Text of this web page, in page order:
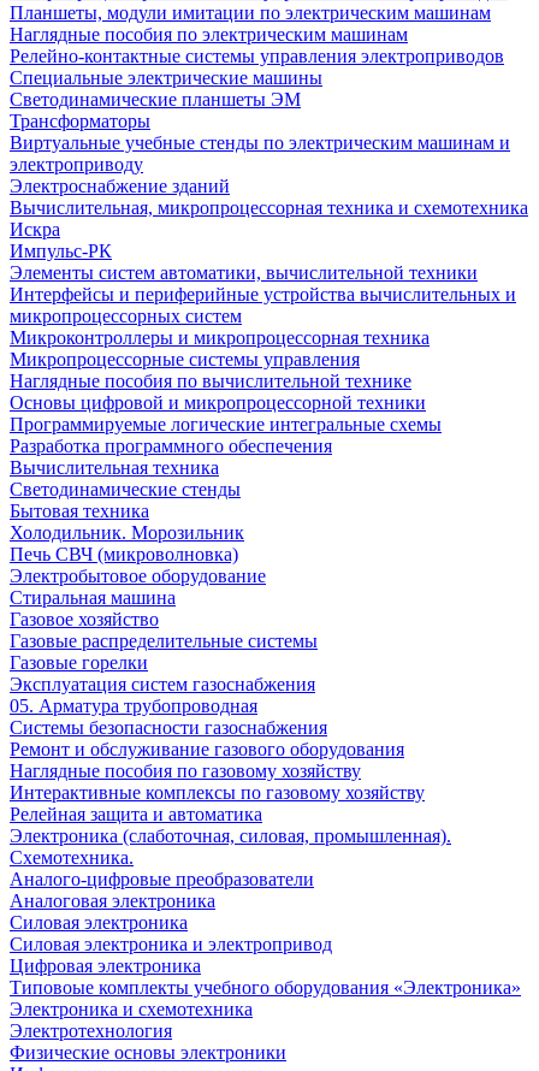
Планшеты, модули имитации по электрическим машинам
Наглядные пособия по электрическим машинам
Релейно-контактные системы управления электроприводов
Специальные электрические машины
Светодинамические планшеты ЭМ
Трансформаторы
Виртуальные учебные стенды по электрическим машинам и
электроприводу
Электроснабжение зданий
Вычислительная, микропроцессорная техника и схемотехника
Искра
Импульс-РК
Элементы систем автоматики, вычислительной техники
Интерфейсы и периферийные устройства вычислительных и
микропроцессорных систем
Микроконтроллеры и микропроцессорная техника
Микропроцессорные системы управления
Наглядные пособия по вычислительной технике
Основы цифровой и микропроцессорной техники
Программируемые логические интегральные схемы
Разработка программного обеспечения
Вычислительная техника
Светодинамические стенды
Бытовая техника
Холодильник. Морозильник
Печь СВЧ (микроволновка)
Электробытовое оборудование
Стиральная машина
Газовое хозяйство
Газовые распределительные системы
Газовые горелки
Эксплуатация систем газоснабжения
05. Арматура трубопроводная
Системы безопасности газоснабжения
Ремонт и обслуживание газового оборудования
Наглядные пособия по газовому хозяйству
Интерактивные комплексы по газовому хозяйству
Релейная защита и автоматика
Электроника (слаботочная, силовая, промышленная).
Схемотехника.
Аналого-цифровые преобразователи
Аналоговая электроника
Cиловая электроника
Cиловая электроника и электропривод
Цифровая электроника
Типовоые комплекты учебного оборудования «Электроника»
Электроника и схемотехника
Электротехнология
Физические основы электроники